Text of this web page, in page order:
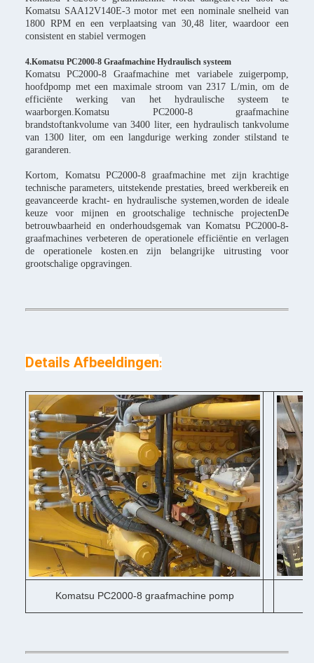
Komatsu SAA12V140E-3 motor met een nominale snelheid van
1800 RPM en een verplaatsing van 30,48 liter, waardoor een
consistent en stabiel vermogen
4.Komatsu PC2000-8 Graafmachine Hydraulisch systeem
Komatsu PC2000-8 Graafmachine met variabele zuigerpomp,
hoofdpomp met een maximale stroom van 2317 L/min, om de
efficiënte werking van het hydraulische systeem te
waarborgen.Komatsu PC2000-8 graafmachine
brandstoftankvolume van 3400 liter, een hydraulisch tankvolume
van 1300 liter, om een langdurige werking zonder stilstand te
garanderen.
Kortom, Komatsu PC2000-8 graafmachine met zijn krachtige
technische parameters, uitstekende prestaties, breed werkbereik en
geavanceerde kracht- en hydraulische systemen,worden de ideale
keuze voor mijnen en grootschalige technische projectenDe
betrouwbaarheid en onderhoudsgemak van Komatsu PC2000-8-
graafmachines verbeteren de operationele efficiëntie en verlagen
de operationele kosten.en zijn belangrijke uitrusting voor
grootschalige opgravingen.
Details Afbeeldingen:
Komatsu PC2000-8 graafmachine pomp